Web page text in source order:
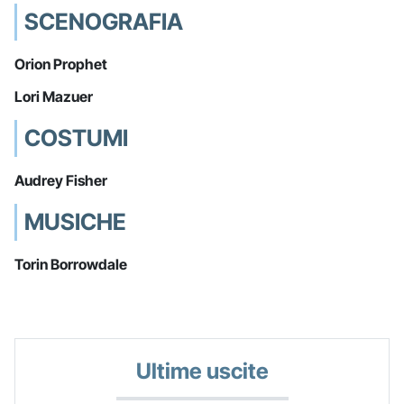
SCENOGRAFIA
Orion Prophet
Lori Mazuer
COSTUMI
Audrey Fisher
MUSICHE
Torin Borrowdale
Ultime uscite